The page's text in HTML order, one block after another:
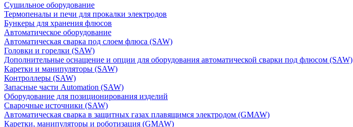
Сушильное оборудование
Термопеналы и печи для прокалки электродов
Бункеры для хранения флюсов
Автоматическое оборудование
Автоматическая сварка под слоем флюса (SAW)
Головки и горелки (SAW)
Дополнительные оснащение и опции для оборудования автоматической сварки под флюсом (SAW)
Каретки и манипуляторы (SAW)
Контроллеры (SAW)
Запасные части Automation (SAW)
Оборудование для позиционирования изделий
Сварочные источники (SAW)
Автоматическая сварка в защитных газах плавящимся электродом (GMAW)
Каретки, манипуляторы и роботизация (GMAW)